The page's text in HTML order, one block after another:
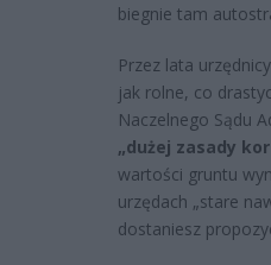
biegnie tam
Przez lata
jak rolne, co
Naczelnego Sądu
„dużej zasady
wartości gruntu
urzędach „stare
dostaniesz